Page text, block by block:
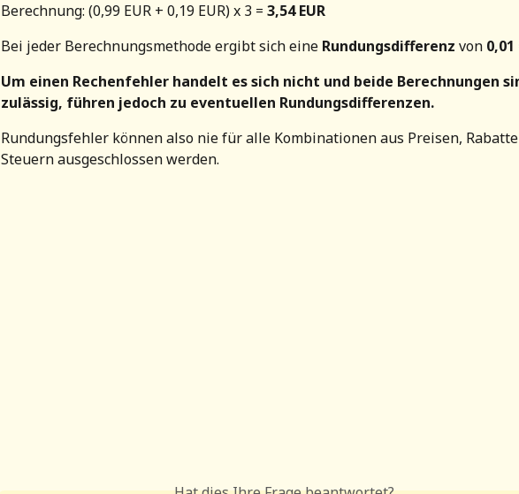
Berechnung: (0,99 EUR + 0,19 EUR) x 3 = 3,54 EUR
Bei jeder Berechnungsmethode ergibt sich eine Rundungsdifferenz von 0,01
Um einen Rechenfehler handelt es sich nicht und beide Berechnungen
zulässig, führen jedoch zu eventuellen Rundungsdifferenzen.
Rundungsfehler können also nie für alle Kombinationen aus Preisen,
Steuern ausgeschlossen werden.